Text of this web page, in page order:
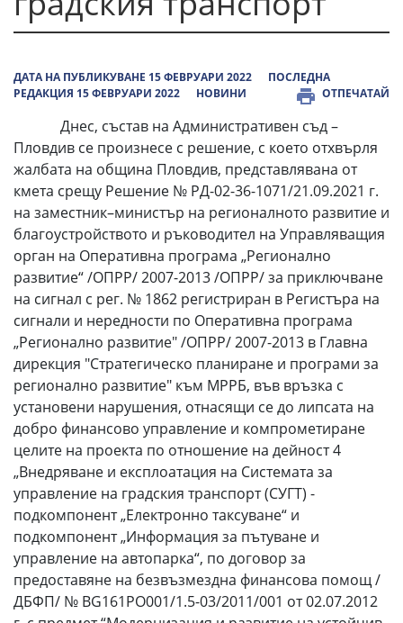
ДАТА НА ПУБЛИКУВАНЕ 15 ФЕВРУАРИ 2022
ПОСЛЕДНА
РЕДАКЦИЯ 15 ФЕВРУАРИ 2022
НОВИНИ ОТПЕЧАТАЙ
Днес, състав на Административен съд –
Пловдив се произнесе с решение, с което отхвърля
жалбата на община Пловдив, представлявана от
кмета срещу Решение № РД-02-36-1071/21.09.2021 г.
на заместник–министър на регионалното развитие и
благоустройството и ръководител на Управляващия
орган на Оперативна програма „Регионално
развитие“ /ОПРР/ 2007-2013 /ОПРР/ за приключване
на сигнал с рег. № 1862 регистриран в Регистъра на
сигнали и нередности по Оперативна програма
„Регионално развитие" /ОПРР/ 2007-2013 в Главна
дирекция "Стратегическо планиране и програми за
регионално развитие" към МРРБ, във връзка с
установени нарушения, отнасящи се до липсата на
добро финансово управление и компрометиране
целите на проекта по отношение на дейност 4
„Внедряване и експлоатация на Системата за
управление на градския транспорт (СУГТ) -
подкомпонент „Електронно таксуване“ и
подкомпонент „Информация за пътуване и
управление на автопарка“, по договор за
предоставяне на безвъзмездна финансова помощ /
ДБФП/ № BG161PO001/1.5-03/2011/001 от 02.07.2012